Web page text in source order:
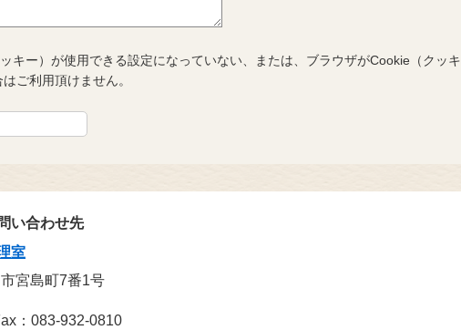
キー）が使用できる設定になっていない、または、ブラウザがCookie（クッキ
ご利用頂けません。
い合わせ先
室
市宮島町7番1号
：083-932-0810